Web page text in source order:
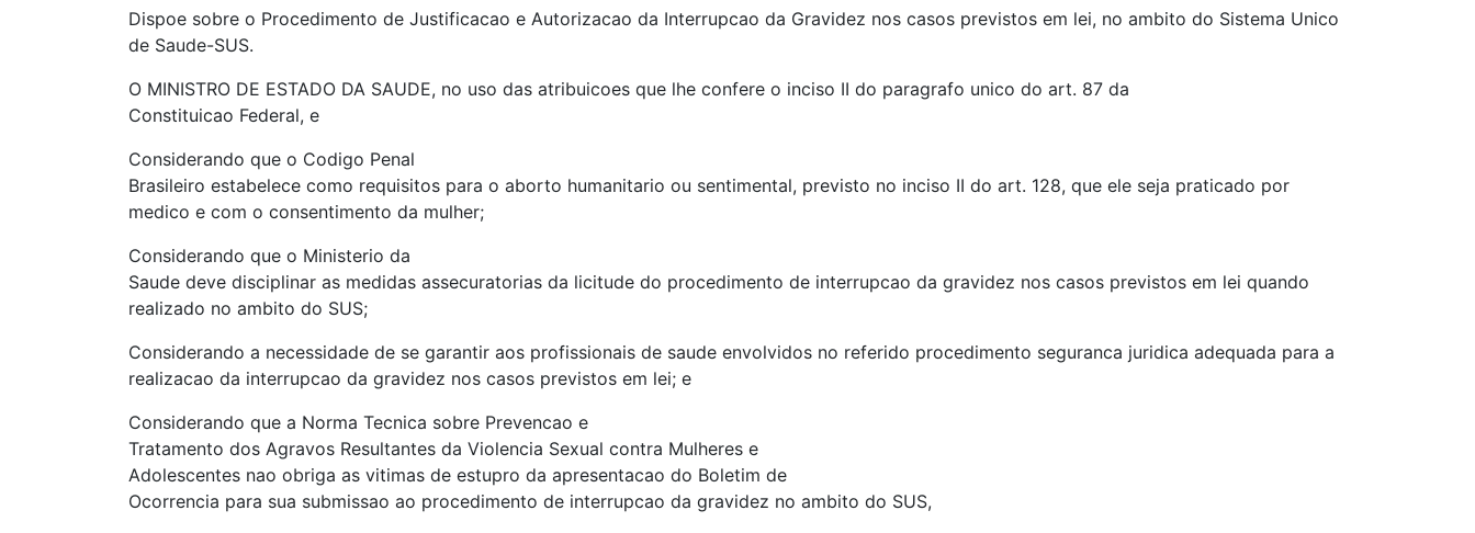
Dispoe sobre o Procedimento de Justificacao e Autorizacao da Interrupcao da Gravidez nos casos previstos em lei, no ambito do Sistema Unico
de Saude-SUS.
O MINISTRO DE ESTADO DA SAUDE, no uso das atribuicoes que lhe confere o inciso II do paragrafo unico do art. 87 da
Constituicao Federal, e
Considerando que o Codigo Penal
Brasileiro estabelece como requisitos para o aborto humanitario ou sentimental, previsto no inciso II do art. 128, que ele seja praticado por
medico e com o consentimento da mulher;
Considerando que o Ministerio da
Saude deve disciplinar as medidas assecuratorias da licitude do procedimento de interrupcao da gravidez nos casos previstos em lei quando
realizado no ambito do SUS;
Considerando a necessidade de se garantir aos profissionais de saude envolvidos no referido procedimento seguranca juridica adequada para a
realizacao da interrupcao da gravidez nos casos previstos em lei; e
Considerando que a Norma Tecnica sobre Prevencao e
Tratamento dos Agravos Resultantes da Violencia Sexual contra Mulheres e
Adolescentes nao obriga as vitimas de estupro da apresentacao do Boletim de
Ocorrencia para sua submissao ao procedimento de interrupcao da gravidez no ambito do SUS,